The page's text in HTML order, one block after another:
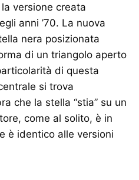
versione creata
anni ’70. La nuova
nera posizionata
di un triangolo aperto
di questa
si trova
che la stella “stia” su un
come al solito, è in
è identico alle versioni